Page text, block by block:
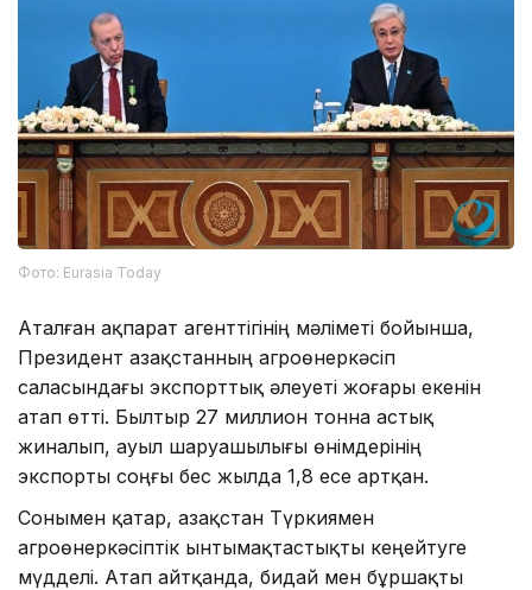
Фото: Eurasia Today
Аталған ақпарат агенттігінің мәліметі бойынша,
Президент Қазақстанның агроөнеркәсіп
саласындағы экспорттық әлеуеті жоғары екенін
атап өтті. Былтыр 27 миллион тонна астық
жиналып, ауыл шаруашылығы өнімдерінің
экспорты соңғы бес жылда 1,8 есе артқан.
Сонымен қатар, Қазақстан Түркиямен
агроөнеркәсіптік ынтымақтастықты кеңейтуге
мүдделі. Атап айтқанда, бидай мен бұршақты